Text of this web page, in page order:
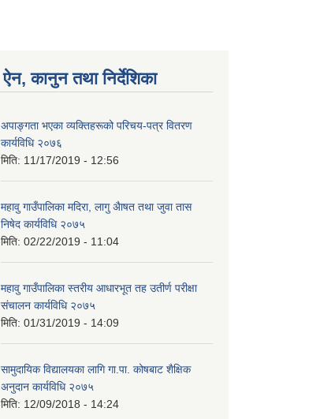
ऐन, कानुन तथा निर्देशिका
अपाङ्गता भएका व्यक्तिहरूको परिचय-पत्र वितरण
कार्यविधि २०७६
मिति: 11/17/2019 - 12:56
महावु गाउँपालिका मदिरा, लागु अैाषत तथा जुवा तास
निषेद कार्यविधि २०७५
मिति: 02/22/2019 - 11:04
महावु गाउँपालिका स्तरीय आधारभूत तह उतीर्ण परीक्षा
संचालन कार्यविधि २०७५
मिति: 01/31/2019 - 14:09
सामुदायिक विद्यालयका लागि गा.पा. कोषबाट शैक्षिक
अनुदान कार्यविधि २०७५
मिति: 12/09/2018 - 14:24